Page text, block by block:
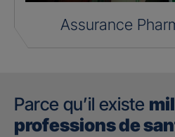
Assurance
Parce qu’il existe
professions de